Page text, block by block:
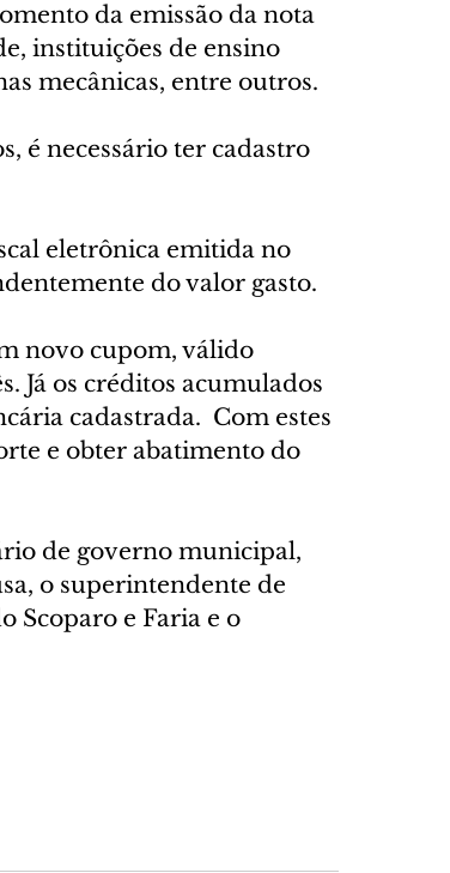
da emissão da nota
instituições de ensino
mecânicas, entre outros.
é necessário ter cadastro
eletrônica emitida no
do valor gasto.
novo cupom, válido
Já os créditos acumulados
cadastrada.  Com estes
e obter abatimento do
de governo municipal,
o superintendente de
Scoparo e Faria e o